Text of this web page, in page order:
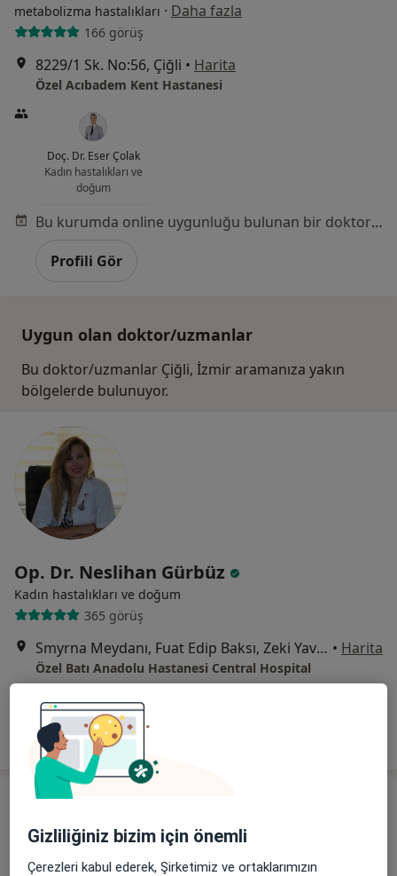
metabolizma hastalıkları · Daha fazla
166 görüş
8229/1 Sk. No:56, Çiğli • Harita
Özel Acıbadem Kent Hastanesi
Doç. Dr. Eser Çolak
Kadın hastalıkları ve
doğum
Bu kurumda online uygunluğu bulunan bir doktor veya uzman bulunamadı
Profili Gör
Uygun olan doktor/uzmanlar
Bu doktor/uzmanlar Çiğli, İzmir aramanıza yakın
bölgelerde bulunuyor.
Op. Dr. Neslihan Gürbüz
Kadın hastalıkları ve doğum
365 görüş
Smyrna Meydanı, Fuat Edip Baksı, Zeki Yavaş Sk. No: 2 D:2,, Bayraklı • Harita
Özel Batı Anadolu Hastanesi Central Hospital
Randevu talep et
Gizliliğiniz bizim için önemli
Çerezleri kabul ederek, Şirketimiz ve ortaklarımızın